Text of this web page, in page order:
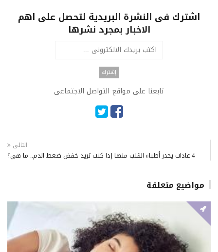
اشترك فى النشرة البريدية لتحصل على اهم
الاخبار بمجرد نشرها
تابعنا على مواقع التواصل الاجتماعى
التالى
4 عادات يحذر أطباء القلب منها إذا كنت تريد خفض ضغط الدم.. ما هي؟
مواضيع متعلقة